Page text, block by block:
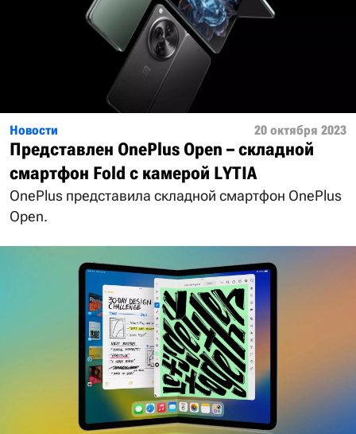
Новости 20 октября 2023
Представлен OnePlus Open – складной
смартфон Fold c камерой LYTIA
OnePlus представила складной смартфон OnePlus
Open.